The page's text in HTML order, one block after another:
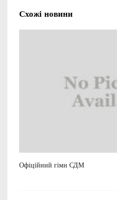
Схожі новини
Офіційний гімн СДМ